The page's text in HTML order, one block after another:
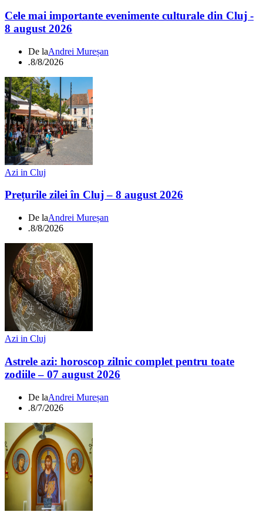
Cele mai importante evenimente culturale din Cluj -
8 august 2026
De laAndrei Mureșan
.8/8/2026
Azi in Cluj
Prețurile zilei în Cluj – 8 august 2026
De laAndrei Mureșan
.8/8/2026
Azi in Cluj
Astrele azi: horoscop zilnic complet pentru toate
zodiile – 07 august 2026
De laAndrei Mureșan
.8/7/2026